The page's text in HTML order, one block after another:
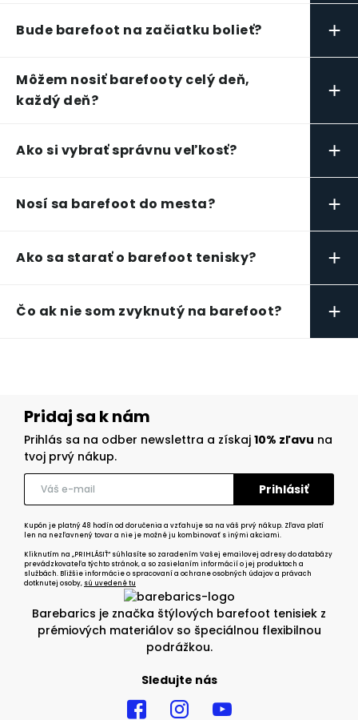
Bude barefoot na začiatku bolieť? +
Môžem nosiť barefooty celý deň,
každý deň?
+
Ako si vybrať správnu veľkosť? +
Nosí sa barefoot do mesta? +
Ako sa starať o barefoot tenisky? +
Čo ak nie som zvyknutý na barefoot? +
Barebarics je značka štýlových barefoot tenisiek z
prémiových materiálov so špeciálnou flexibilnou
podrážkou.
Sledujte nás
Pridaj sa k nám
Prihlás sa na odber newslettra a získaj 10% zľavu na
tvoj prvý nákup.
Kupón je platný 48 hodín od doručenia a vzťahuje sa na váš prvý nákup. Zľava platí
len na nezľavnený tovar a nie je možné ju kombinovať s inými akciami.
Kliknutím na „PRIHLÁSIŤ“ súhlasíte so zaradením Vašej emailovej adresy do databázy
prevádzkovateľa týchto stránok, a so zasielaním informácií o jej produktoch a
službách. Bližšie informácie o spracovaní a ochrane osobných údajov a právach
dotknutej osoby, sú uvedené tu